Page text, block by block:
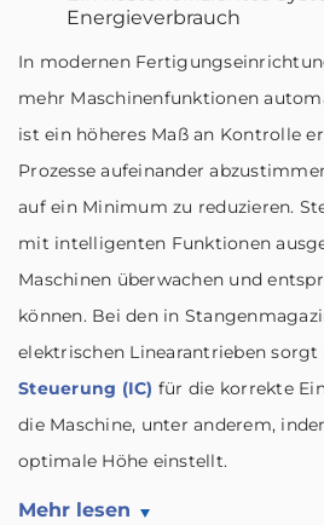
Energieverbrauch
In modernen
mehr Maschinenfunktionen
ist ein höheres Maß an Kontrolle
Prozesse aufeinander
auf ein Minimum zu reduzieren.
mit intelligenten Funktionen
Maschinen überwachen und
können. Bei den in
elektrischen Linearantrieben sorgt
Steuerung (IC) für die korrekte
die Maschine, unter anderem,
optimale Höhe einstellt.
Mehr lesen